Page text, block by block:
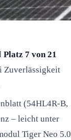
Platz 7 von 21
Zuverlässigkeit
(54HL4R-B,
– leicht unter
Tiger Neo 5.0